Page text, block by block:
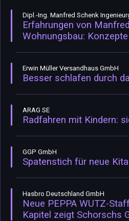
Dipl.-Ing. Manfred Schenk
Erfahrungen von
Wohnungsbau:
Erwin Müller Versandhaus GmbH
Besser schlafen durch
ARAG SE
Radfahren mit Kindern:
GGP GmbH
Spatenstich für neue
Hasbro Deutschland GmbH
Neue PEPPA WUTZ-
Kapitel zeigt Schorschs